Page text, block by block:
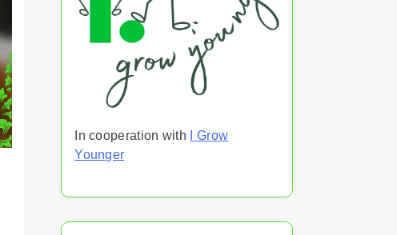
In cooperation with
I Grow
Younger